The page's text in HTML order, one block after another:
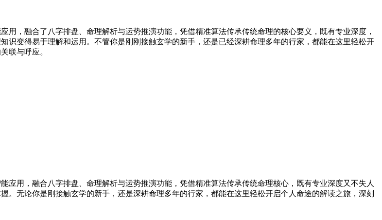
用，融合了八字排盘、命理解析与运势推演功能，凭借精准算法传承传统命理的核心要义，既有专业深度，
识变得易于理解和运用。不管你是刚刚接触玄学的新手，还是已经深耕命理多年的行家，都能在这里轻松开
联与呼应。
应用，融合八字排盘、命理解析与运势推演功能，凭借精准算法传承传统命理核心，既有专业深度又不失人
。无论你是刚接触玄学的新手，还是深耕命理多年的行家，都能在这里轻松开启个人命途的解读之旅，深刻